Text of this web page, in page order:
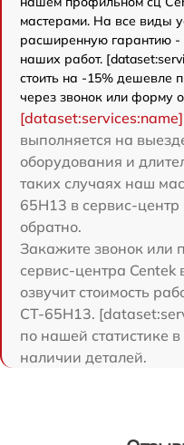
мастерами. На все виды
расширенную гарантию -
наших работ.
стоить на -15% дешевле
через звонок или форму
выполняется на
оборудования и
таких случаях наш
65H13 в сервис-
обратно.
Закажите звонок или
сервис-центра Centek
озвучит стоимость
CT-65H13.
по нашей статистике
наличии деталей.